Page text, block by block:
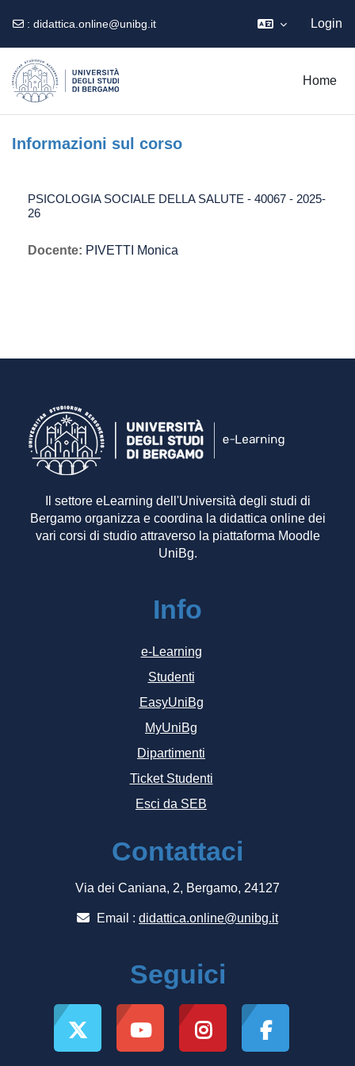
: didattica.online@unibg.it Login
Home
Informazioni sul corso
PSICOLOGIA SOCIALE DELLA SALUTE - 40067 - 2025-
26
Docente: PIVETTI Monica
Il settore eLearning dell'Università degli studi di
Bergamo organizza e coordina la didattica online dei
vari corsi di studio attraverso la piattaforma Moodle
UniBg.
Info
e-Learning
Studenti
EasyUniBg
MyUniBg
Dipartimenti
Ticket Studenti
Esci da SEB
Contattaci
Via dei Caniana, 2, Bergamo, 24127
Email : didattica.online@unibg.it
Seguici